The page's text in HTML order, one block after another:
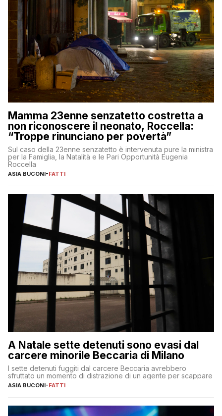
Mamma 23enne senzatetto costretta a
non riconoscere il neonato, Roccella:
“Troppe rinunciano per povertà”
Sul caso della 23enne senzatetto è intervenuta pure la ministra
per la Famiglia, la Natalità e le Pari Opportunità Eugenia
Roccella
ASIA BUCONI-FATTI
A Natale sette detenuti sono evasi dal
carcere minorile Beccaria di Milano
I sette detenuti fuggiti dal carcere Beccaria avrebbero
sfruttato un momento di distrazione di un agente per scappare
ASIA BUCONI-FATTI